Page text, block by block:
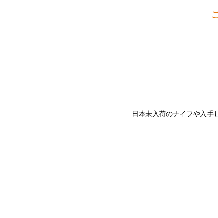
日本未入荷のナイフや入手